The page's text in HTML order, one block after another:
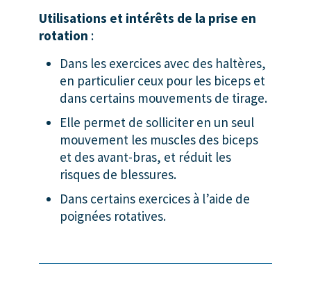
Utilisations et intérêts de la prise en
rotation :
Dans les exercices avec des haltères,
en particulier ceux pour les biceps et
dans certains mouvements de tirage.
Elle permet de solliciter en un seul
mouvement les muscles des biceps
et des avant-bras, et réduit les
risques de blessures.
Dans certains exercices à l’aide de
poignées rotatives.